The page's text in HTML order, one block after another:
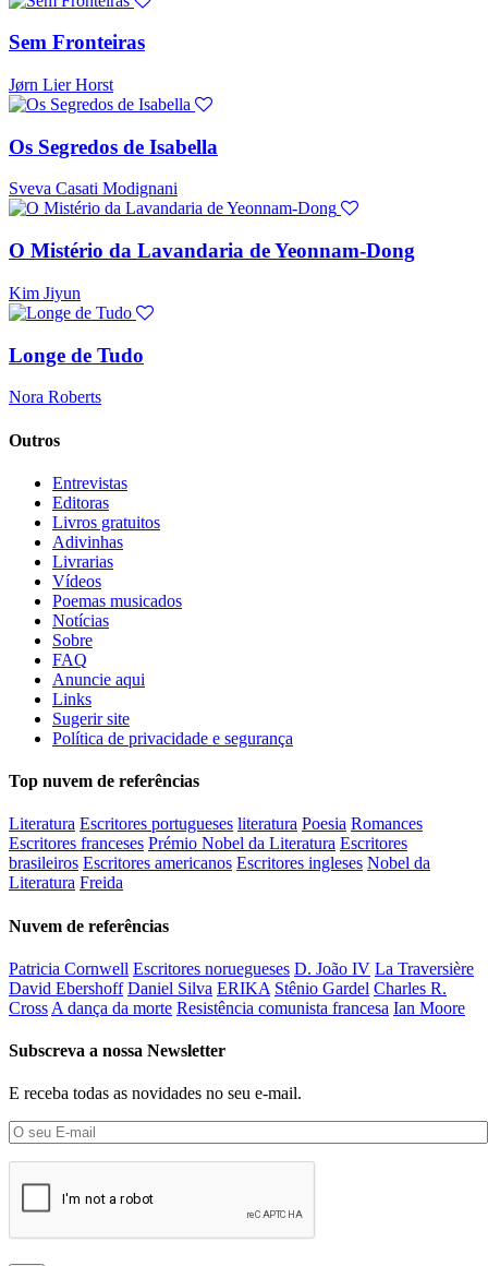
Sem Fronteiras
Jørn Lier Horst
Os Segredos de Isabella
Sveva Casati Modignani
O Mistério da Lavandaria de Yeonnam-Dong
Kim Jiyun
Longe de Tudo
Nora Roberts
Outros
Entrevistas
Editoras
Livros gratuitos
Adivinhas
Livrarias
Vídeos
Poemas musicados
Notícias
Sobre
FAQ
Anuncie aqui
Links
Sugerir site
Política de privacidade e segurança
Top nuvem de referências
Literatura Escritores portugueses literatura Poesia Romances
Escritores franceses Prémio Nobel da Literatura Escritores
brasileiros Escritores americanos Escritores ingleses Nobel da
Literatura Freida
Nuvem de referências
Patricia Cornwell Escritores noruegueses D. João IV La Traversière
David Ebershoff Daniel Silva ERIKA Stênio Gardel Charles R.
Cross A dança da morte Resistência comunista francesa Ian Moore
Subscreva a nossa Newsletter
E receba todas as novidades no seu e-mail.